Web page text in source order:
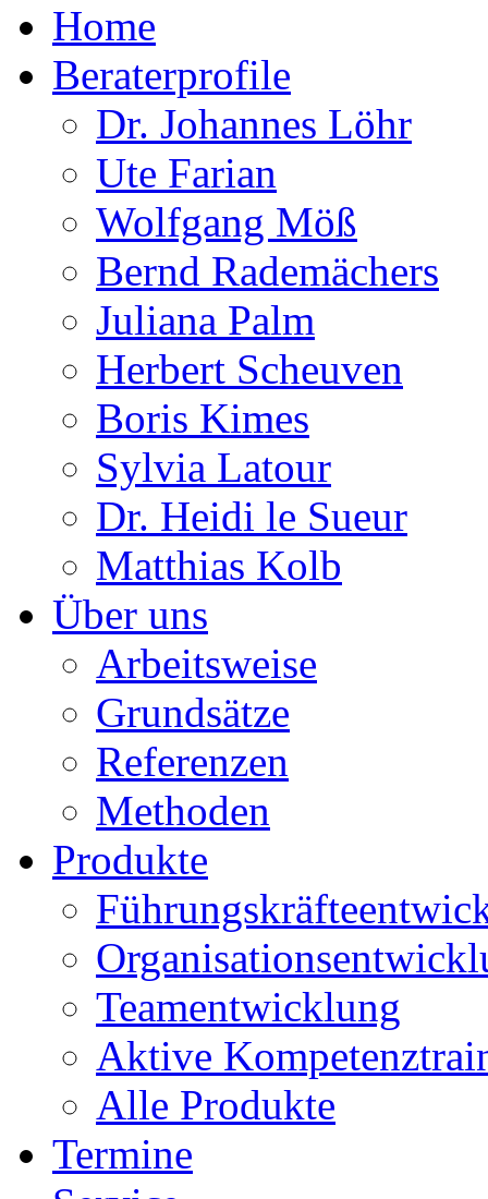
Home
Beraterprofile
Dr. Johannes Löhr
Ute Farian
Wolfgang Möß
Bernd Rademächers
Juliana Palm
Herbert Scheuven
Boris Kimes
Sylvia Latour
Dr. Heidi le Sueur
Matthias Kolb
Über uns
Arbeitsweise
Grundsätze
Referenzen
Methoden
Produkte
Teamentwicklung
Aktive
Alle Produkte
Termine